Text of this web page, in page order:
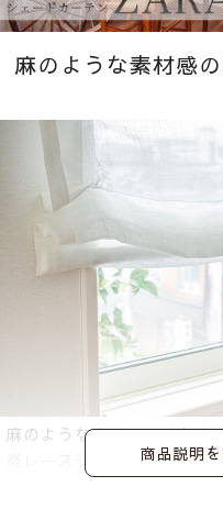
麻のような素材感
麻のようなナチュラルな生
炎レースシェードカーテン
商品説明